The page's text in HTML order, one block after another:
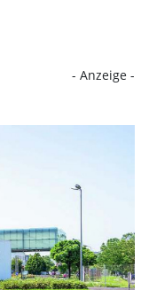
- Anzeige -